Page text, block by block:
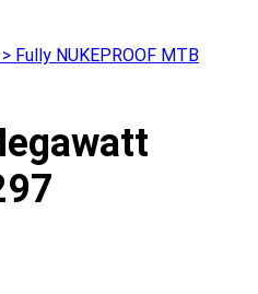
Fully NUKEPROOF MTB